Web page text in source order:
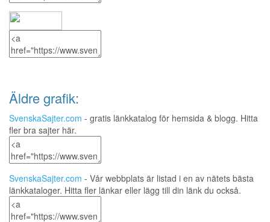
Äldre grafik:
SvenskaSajter.com - gratis länkkatalog för hemsida & blogg. Hitta
fler bra sajter här.
SvenskaSajter.com - Vår webbplats är listad i en av nätets bästa
länkkataloger. Hitta fler länkar eller lägg till din länk du också.